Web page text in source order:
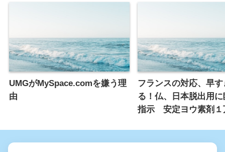
UMGがMySpace.comを嫌う理
由
フランスの対応、早
る！仏、日本脱出用
指示 安定ヨウ素剤１